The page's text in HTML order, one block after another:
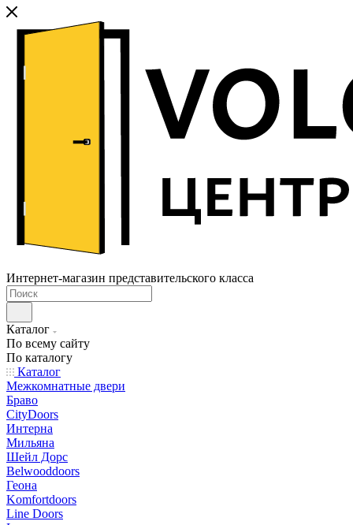
Интернет-магазин представительского класса
Каталог
По всему сайту
По каталогу
Каталог
Межкомнатные двери
Браво
CityDoors
Интерна
Мильяна
Шейл Дорс
Belwooddoors
Геона
Komfortdoors
Line Doors